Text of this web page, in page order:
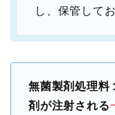
し、保管して
無菌製剤処理料
剤が注射される